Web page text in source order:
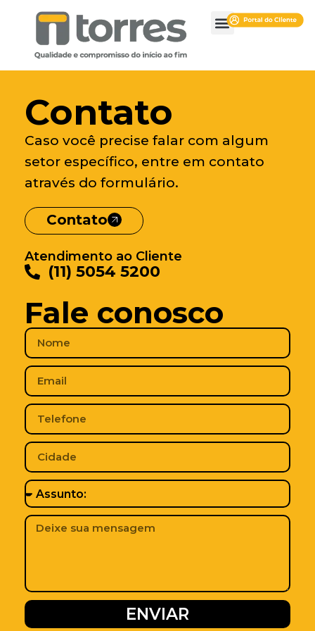
Contato
Caso você precise falar com algum
setor específico, entre em contato
através do formulário.
Contato
Atendimento ao Cliente
(11) 5054 5200
Fale conosco
ENVIAR